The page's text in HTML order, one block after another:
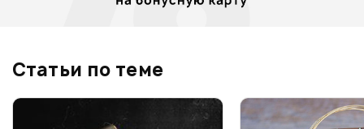
Статьи по теме